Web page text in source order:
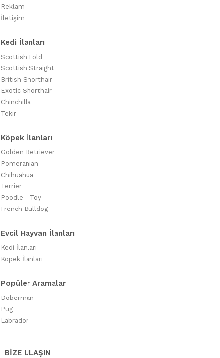
Reklam
İletişim
Kedi İlanları
Scottish Fold
Scottish Straight
British Shorthair
Exotic Shorthair
Chinchilla
Tekir
Köpek İlanları
Golden Retriever
Pomeranian
Chihuahua
Terrier
Poodle - Toy
French Bulldog
Evcil Hayvan İlanları
Kedi İlanları
Köpek İlanları
Popüler Aramalar
Doberman
Pug
Labrador
BİZE ULAŞIN